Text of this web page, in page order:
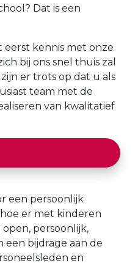
Dat is een
eerst kennis met onze
bij ons snel thuis zal
er trots op dat u als
team met de
van kwalitatief
een persoonlijk
er met kinderen
persoonlijk,
een bijdrage aan de
en